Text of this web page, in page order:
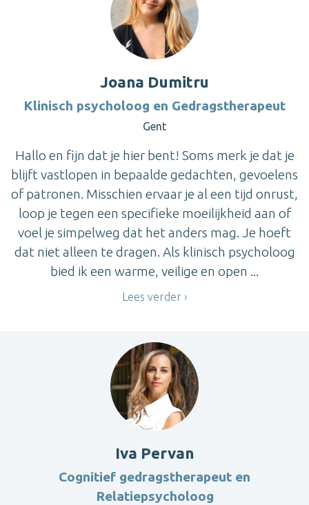
Joana Dumitru
Klinisch psycholoog en Gedragstherapeut
Gent
Hallo en fijn dat je hier bent! Soms merk je dat je
blijft vastlopen in bepaalde gedachten, gevoelens
of patronen. Misschien ervaar je al een tijd onrust,
loop je tegen een specifieke moeilijkheid aan of
voel je simpelweg dat het anders mag. Je hoeft
dat niet alleen te dragen. Als klinisch psycholoog
bied ik een warme, veilige en open ...
Lees verder
Iva Pervan
Cognitief gedragstherapeut en
Relatiepsycholoog